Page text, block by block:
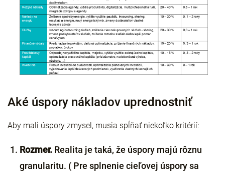
Aké úspory nákladov uprednostniť
Aby mali úspory zmysel, musia spĺňať niekoľko kritérií:
Rozmer. Realita je taká, že úspory majú rôznu
granularitu. ( Pre splnenie cieľovej úspory sa